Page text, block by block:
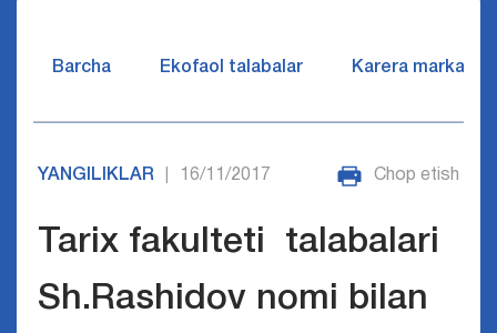
Barcha Ekofaol talabalar Karera markazi
YANGILIKLAR 16/11/2017 Chop etish
Tarix fakulteti talabalari
Sh.Rashidov nomi bilan